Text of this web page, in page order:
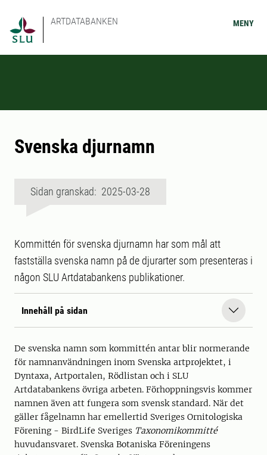
ARTDATABANKEN MENY
Svenska djurnamn
Sidan granskad: 2025-03-28
Kommittén för svenska djurnamn har som mål att
fastställa svenska namn på de djurarter som presenteras i
någon SLU Artdatabankens publikationer.
Innehåll på sidan
De svenska namn som kommittén antar blir normerande
för namnanvändningen inom Svenska artprojektet, i
Dyntaxa, Artportalen, Rödlistan och i SLU
Artdatabankens övriga arbeten. Förhoppningsvis kommer
namnen även att fungera som svensk standard. När det
gäller fågelnamn har emellertid Sveriges Ornitologiska
Förening - BirdLife Sveriges Taxonomikommitté
huvudansvaret. Svenska Botaniska Föreningens